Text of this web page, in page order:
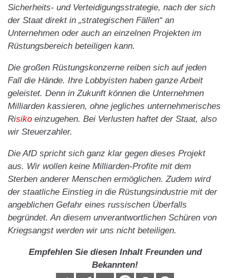
Sicherheits- und Verteidigungsstrategie, nach der sich
der Staat direkt in „strategischen Fällen“ an
Unternehmen oder auch an einzelnen Projekten im
Rüstungsbereich beteiligen kann.
Die großen Rüstungskonzerne reiben sich auf jeden
Fall die Hände. Ihre Lobbyisten haben ganze Arbeit
geleistet. Denn in Zukunft können die Unternehmen
Milliarden kassieren, ohne jegliches unternehmerisches
Risiko einzugehen. Bei Verlusten haftet der Staat, also
wir Steuerzahler.
Die AfD spricht sich ganz klar gegen dieses Projekt
aus. Wir wollen keine Milliarden-Profite mit dem
Sterben anderer Menschen ermöglichen. Zudem wird
der staatliche Einstieg in die Rüstungsindustrie mit der
angeblichen Gefahr eines russischen Überfalls
begründet. An diesem unverantwortlichen Schüren von
Kriegsangst werden wir uns nicht beteiligen.
Empfehlen Sie diesen Inhalt Freunden und
Bekannten!